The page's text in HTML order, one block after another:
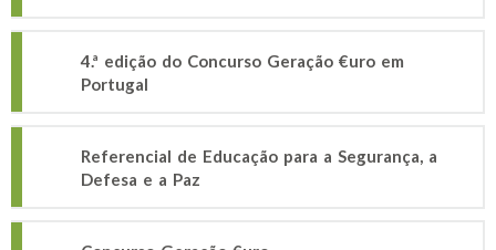
4.ª edição do Concurso Geração €uro em
Portugal
Referencial de Educação para a Segurança, a
Defesa e a Paz